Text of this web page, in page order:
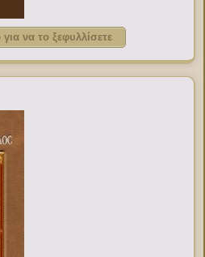
να το ξεφυλλίσετε